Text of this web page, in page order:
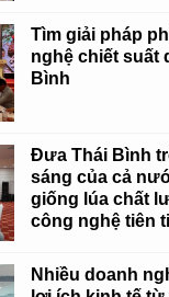
Tìm giải pháp
nghệ chiết suất
Bình
Đưa Thái Bình
sáng của cả
giống lúa chất
công nghệ tiên
Nhiều doanh